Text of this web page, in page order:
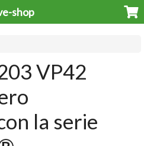
shop
VP42
la serie